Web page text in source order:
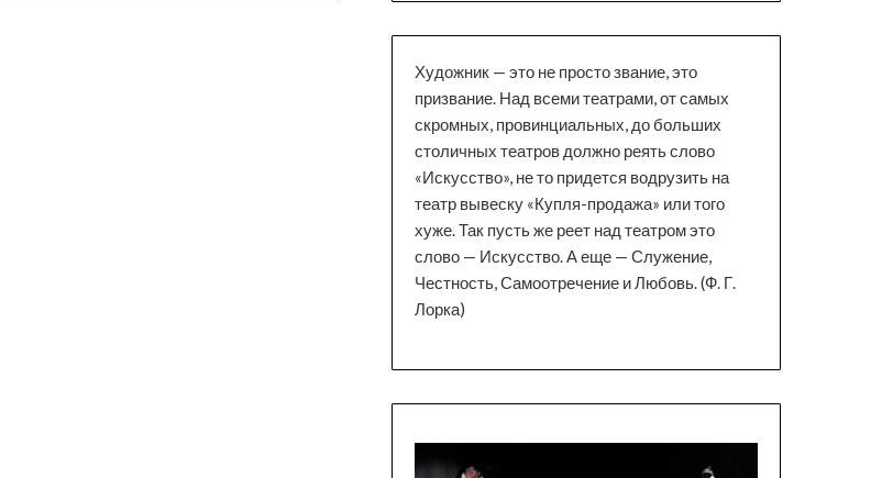
Художник — это не просто звание, это
призвание. Над всеми театрами, от самых
скромных, провинциальных, до больших
столичных театров должно реять слово
«Искусство», не то придется водрузить на
театр вывеску «Купля-продажа» или того
хуже. Так пусть же реет над театром это
слово — Искусство. А еще — Служение,
Честность, Самоотречение и Любовь. (Ф. Г.
Лорка)